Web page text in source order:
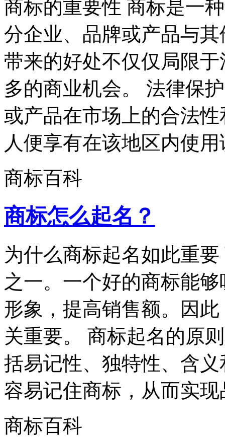
商标的重要性 商标是一
分企业、品牌或产品与
带来的好处不仅仅局限
多的商业机会。 法律保
或产品在市场上的合法
人便享有在该地区内使
商标百科
商标怎么起名？
为什么商标起名如此重
之一。一个好的商标能
形象，提高销售额。因
关重要。 商标起名的原
括易记性、独特性、含
容易记住商标，从而实
商标百科